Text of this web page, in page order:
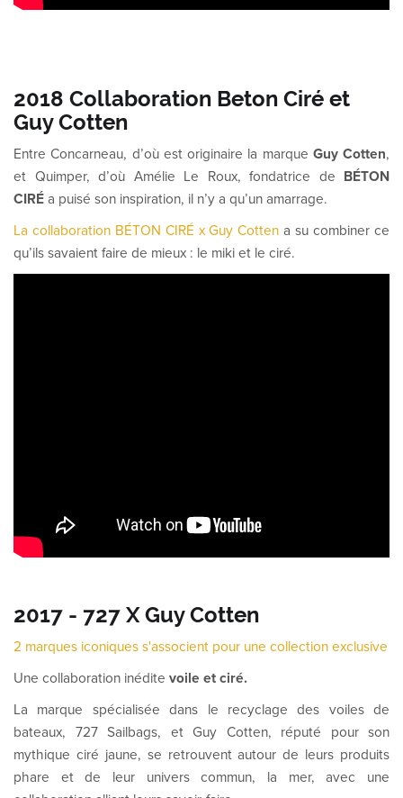
2018 Collaboration Beton Ciré et
Guy Cotten
Entre Concarneau, d’où est originaire la marque Guy Cotten,
et Quimper, d’où Amélie Le Roux, fondatrice de BÉTON
CIRÉ a puisé son inspiration, il n’y a qu’un amarrage.
La collaboration BÉTON CIRÉ x Guy Cotten a su combiner ce
qu’ils savaient faire de mieux : le miki et le ciré.
2017 - 727 X Guy Cotten
2 marques iconiques s'associent pour une collection exclusive
Une collaboration inédite voile et ciré.
La marque spécialisée dans le recyclage des voiles de
bateaux, 727 Sailbags, et Guy Cotten, réputé pour son
mythique ciré jaune, se retrouvent autour de leurs produits
phare et de leur univers commun, la mer, avec une